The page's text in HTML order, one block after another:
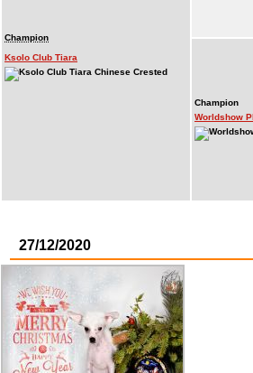
Champion
Ksolo Club Tiara
Champion
Worldshow
27/12/2020